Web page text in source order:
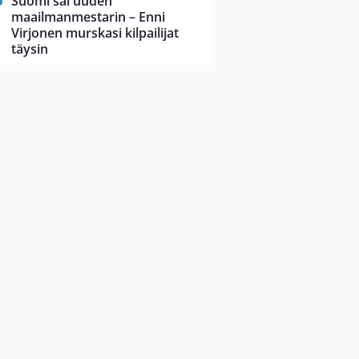
maailmanmestarin – Enni
Virjonen murskasi kilpailijat
täysin